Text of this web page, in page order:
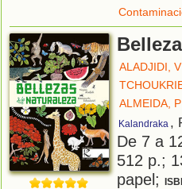
ALADJIDI,
ALMEIDA,
Kalandraka ,
De 7 a
512 p.;
papel;